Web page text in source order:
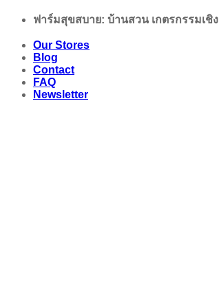
Skip
content
ฟาร์มสุขสบาย: บ้านสวน เกตรกรรมเชิ
Our Stores
Blog
Contact
FAQ
Newsletter